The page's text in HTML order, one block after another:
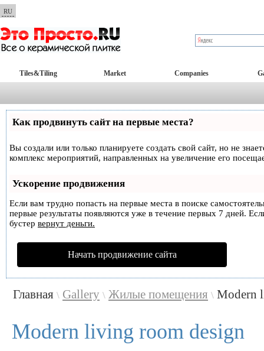
RU
Tiles&Tiling Market Companies
Как продвинуть сайт на первые места?
Вы создали или только планируете создать свой сайт, но не
комплекс мероприятий, направленных на увеличение его
Ускорение продвижения
Если вам трудно попасть на первые места в поиске
первые результаты появляются уже в течение первых 7 дней.
бустер вернут деньги.
Начать продвижение сайта
Главная \ Gallery \ Жилые помещения \ Modern
Modern living room design